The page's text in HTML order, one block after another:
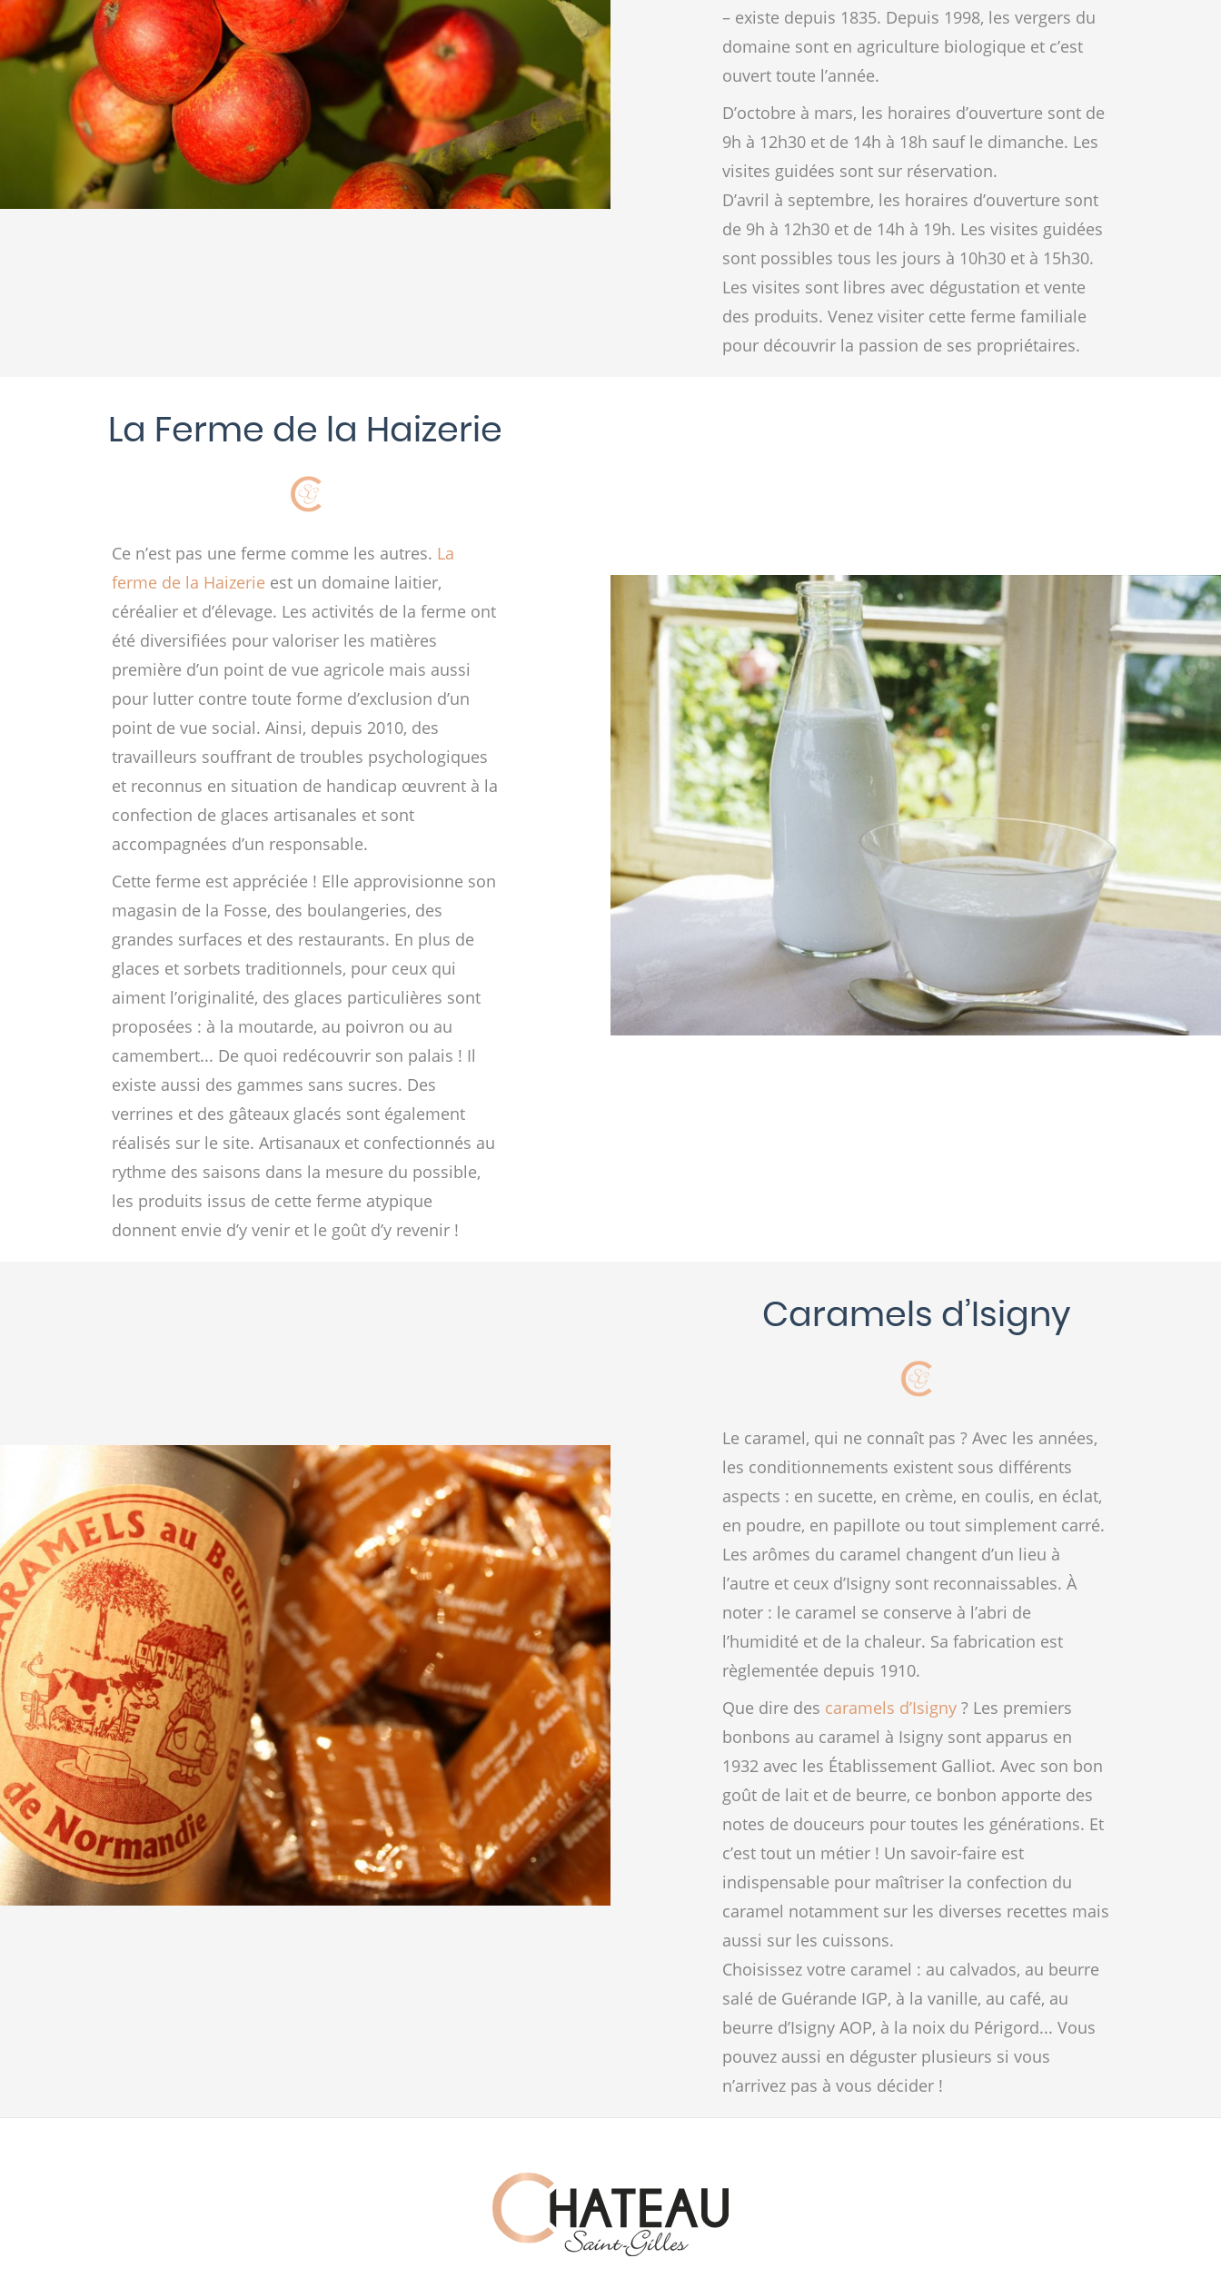
– existe depuis 1835. Depuis 1998, les vergers du
domaine sont en agriculture biologique et c’est
ouvert toute l’année.
D’octobre à mars, les horaires d’ouverture sont de
9h à 12h30 et de 14h à 18h sauf le dimanche. Les
visites guidées sont sur réservation.
D’avril à septembre, les horaires d’ouverture sont
de 9h à 12h30 et de 14h à 19h. Les visites guidées
sont possibles tous les jours à 10h30 et à 15h30.
Les visites sont libres avec dégustation et vente
des produits. Venez visiter cette ferme familiale
pour découvrir la passion de ses propriétaires.
La Ferme de la Haizerie
Ce n’est pas une ferme comme les autres. La
ferme de la Haizerie est un domaine laitier,
céréalier et d’élevage. Les activités de la ferme ont
été diversifiées pour valoriser les matières
première d’un point de vue agricole mais aussi
pour lutter contre toute forme d’exclusion d’un
point de vue social. Ainsi, depuis 2010, des
travailleurs souffrant de troubles psychologiques
et reconnus en situation de handicap œuvrent à la
confection de glaces artisanales et sont
accompagnées d’un responsable.
Cette ferme est appréciée ! Elle approvisionne son
magasin de la Fosse, des boulangeries, des
grandes surfaces et des restaurants. En plus de
glaces et sorbets traditionnels, pour ceux qui
aiment l’originalité, des glaces particulières sont
proposées : à la moutarde, au poivron ou au
camembert... De quoi redécouvrir son palais ! Il
existe aussi des gammes sans sucres. Des
verrines et des gâteaux glacés sont également
réalisés sur le site. Artisanaux et confectionnés au
rythme des saisons dans la mesure du possible,
les produits issus de cette ferme atypique
donnent envie d’y venir et le goût d’y revenir !
Caramels d’Isigny
Le caramel, qui ne connaît pas ? Avec les années,
les conditionnements existent sous différents
aspects : en sucette, en crème, en coulis, en éclat,
en poudre, en papillote ou tout simplement carré.
Les arômes du caramel changent d’un lieu à
l’autre et ceux d’Isigny sont reconnaissables. À
noter : le caramel se conserve à l’abri de
l’humidité et de la chaleur. Sa fabrication est
règlementée depuis 1910.
Que dire des caramels d’Isigny? Les premiers
bonbons au caramel à Isigny sont apparus en
1932 avec les Établissement Galliot. Avec son bon
goût de lait et de beurre, ce bonbon apporte des
notes de douceurs pour toutes les générations. Et
c’est tout un métier ! Un savoir-faire est
indispensable pour maîtriser la confection du
caramel notamment sur les diverses recettes mais
aussi sur les cuissons.
Choisissez votre caramel : au calvados, au beurre
salé de Guérande IGP, à la vanille, au café, au
beurre d’Isigny AOP, à la noix du Périgord... Vous
pouvez aussi en déguster plusieurs si vous
n’arrivez pas à vous décider !